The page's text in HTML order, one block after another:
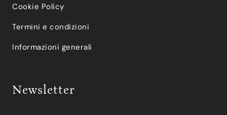
Cookie Policy
Termini e condizioni
Informazioni generali
Newsletter